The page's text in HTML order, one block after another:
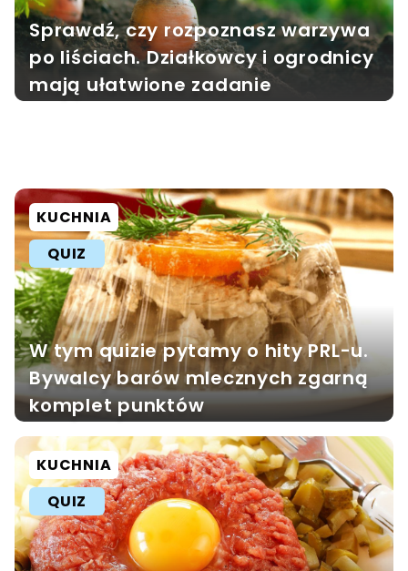
Sprawdź, czy rozpoznasz warzywa
po liściach. Działkowcy i ogrodnicy
mają ułatwione zadanie
KUCHNIA
QUIZ
W tym quizie pytamy o hity PRL-u.
Bywalcy barów mlecznych zgarną
komplet punktów
KUCHNIA
QUIZ